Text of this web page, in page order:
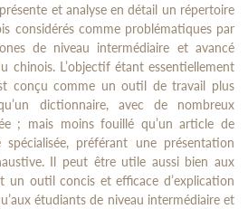
et analyse en détail un répertoire
considérés comme problématiques par
de niveau intermédiaire et avancé
chinois. L’objectif étant essentiellement
conçu comme un outil de travail plus
dictionnaire, avec de nombreux
; mais moins fouillé qu’un article de
préférant une présentation
Il peut être utile aussi bien aux
un outil concis et efficace d’explication
étudiants de niveau intermédiaire et